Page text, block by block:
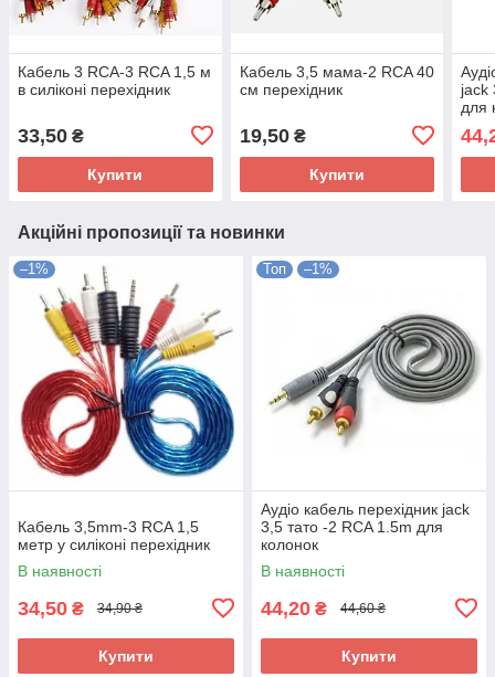
Кабель 3 RCA-3 RCA 1,5 м
в силіконі перехідник
33,50 ₴
Купити
Кабель 3,5 мама-2 RCA 40
см перехідник
19,50₴
Купити
jack
для
Акційні пропозиції та новинки
–1%
Кабель 3,5mm-3 RCA 1,5
метр у силіконі перехідник
В наявності
34,50 ₴ 34,90 ₴
Купити
Топ –1%
Аудіо кабель перехідник jack
3,5 тато -2 RCA 1.5m для
колонок
В наявності
44,20 ₴ 44,60 ₴
Купити